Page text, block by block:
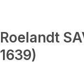
Roelandt
1639)